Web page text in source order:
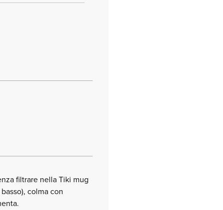
filtrare nella Tiki mug
colma con